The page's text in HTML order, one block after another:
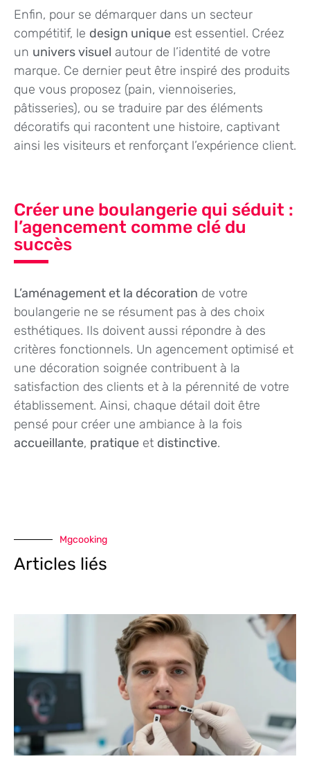
Enfin, pour se démarquer dans un secteur
compétitif, le design unique est essentiel. Créez
un univers visuel autour de l’identité de votre
marque. Ce dernier peut être inspiré des produits
que vous proposez (pain, viennoiseries,
pâtisseries), ou se traduire par des éléments
décoratifs qui racontent une histoire, captivant
ainsi les visiteurs et renforçant l’expérience client.
Créer une boulangerie qui séduit :
l’agencement comme clé du
succès
L’aménagement et la décoration de votre
boulangerie ne se résument pas à des choix
esthétiques. Ils doivent aussi répondre à des
critères fonctionnels. Un agencement optimisé et
une décoration soignée contribuent à la
satisfaction des clients et à la pérennité de votre
établissement. Ainsi, chaque détail doit être
pensé pour créer une ambiance à la fois
accueillante, pratique et distinctive.
Mgcooking
Articles liés